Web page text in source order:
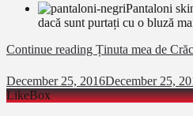
Pantaloni
dacă sunt purtați cu o bluză
Continue reading Ținuta mea de
December 25, 2016December 25,
LikeBox